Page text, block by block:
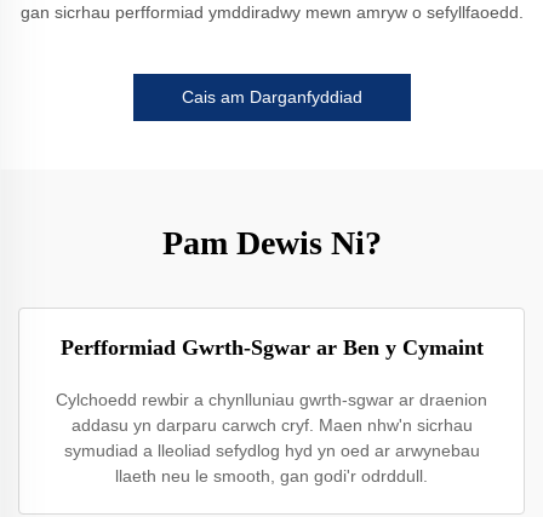
gan sicrhau perfformiad ymddiradwy mewn amryw o sefyllfaoedd.
Cais am Darganfyddiad
Pam Dewis Ni?
Perfformiad Gwrth-Sgwar ar Ben y Cymaint
Cylchoedd rewbir a chynlluniau gwrth-sgwar ar draenion
addasu yn darparu carwch cryf. Maen nhw'n sicrhau
symudiad a lleoliad sefydlog hyd yn oed ar arwynebau
llaeth neu le smooth, gan godi'r odrddull.